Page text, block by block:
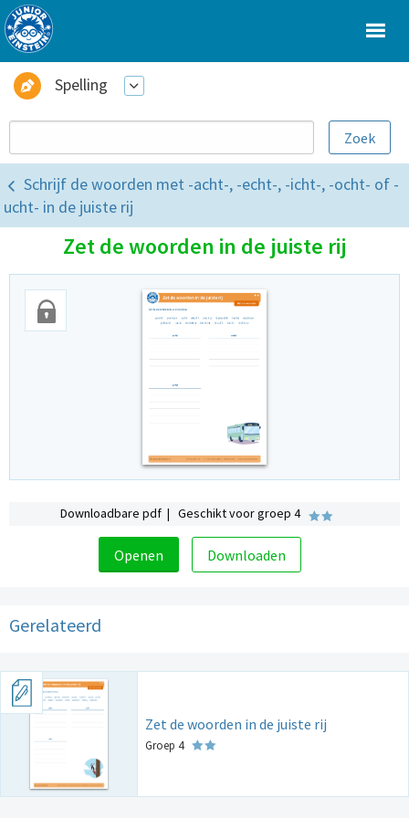
Spelling
Schrijf de woorden met -acht-, -echt-, -icht-, -ocht- of -
ucht- in de juiste rij
Zet de woorden in de juiste rij
Downloadbare pdf | Geschikt voor groep 4
Openen Downloaden
Gerelateerd
Zet de woorden in de juiste rij
Groep 4